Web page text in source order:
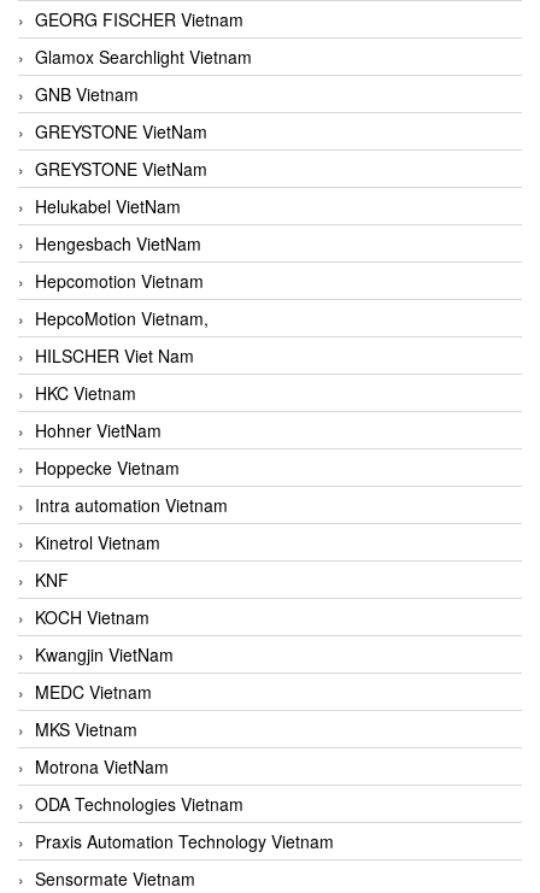
GEORG FISCHER Vietnam
Glamox Searchlight Vietnam
GNB Vietnam
GREYSTONE VietNam
GREYSTONE VietNam
Helukabel VietNam
Hengesbach VietNam
Hepcomotion Vietnam
HepcoMotion Vietnam,
HILSCHER Viet Nam
HKC Vietnam
Hohner VietNam
Hoppecke Vietnam
Intra automation Vietnam
Kinetrol Vietnam
KNF
KOCH Vietnam
Kwangjin VietNam
MEDC Vietnam
MKS Vietnam
Motrona VietNam
ODA Technologies Vietnam
Praxis Automation Technology Vietnam
Sensormate Vietnam